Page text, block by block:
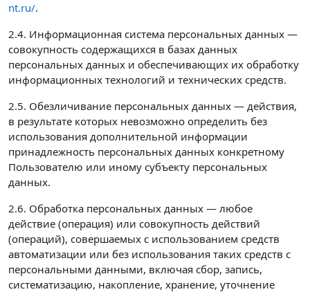
nt.ru/.
2.4. Информационная система персональных данных —
совокупность содержащихся в базах данных
персональных данных и обеспечивающих их обработку
информационных технологий и технических средств.
2.5. Обезличивание персональных данных — действия,
в результате которых невозможно определить без
использования дополнительной информации
принадлежность персональных данных конкретному
Пользователю или иному субъекту персональных
данных.
2.6. Обработка персональных данных — любое
действие (операция) или совокупность действий
(операций), совершаемых с использованием средств
автоматизации или без использования таких средств с
персональными данными, включая сбор, запись,
систематизацию, накопление, хранение, уточнение